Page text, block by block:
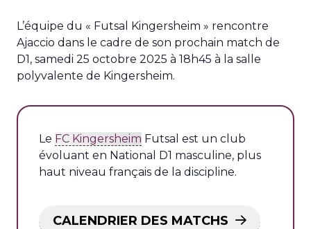
L’équipe du « Futsal Kingersheim » rencontre
Ajaccio dans le cadre de son prochain match de
D1, samedi 25 octobre 2025 à 18h45 à la salle
polyvalente de Kingersheim.
Le FC Kingersheim Futsal est un club
évoluant en National D1 masculine, plus
haut niveau français de la discipline.
CALENDRIER DES MATCHS